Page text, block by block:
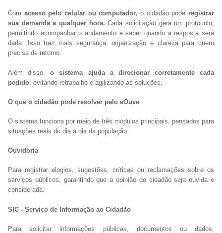
Com acesso pelo celular ou computador, o cidadão pode registrar
sua demanda a qualquer hora.Cada solicitação gera um protocolo,
permitindo acompanhar o andamento e saber quando a resposta será
dada. Isso traz mais segurança, organização e clareza para quem
precisa de retorno.
Além disso,
o sistema ajuda a direcionar corretamente cada
pedido , evitando retrabalho e agilizando as soluções.
O que o cidadão pode resolver pelo eOuve
O sistema funciona por meio de três módulos principais, pensados para
situações reais do dia a dia da população:
Ouvidoria
Para registrar elogios, sugestões, críticas ou reclamações sobre os
serviços públicos, garantindo que a opinião do cidadão seja ouvida e
considerada.
SIC - Serviço de Informação ao Cidadão
Para solicitar informações públicas, documentos ou dados,